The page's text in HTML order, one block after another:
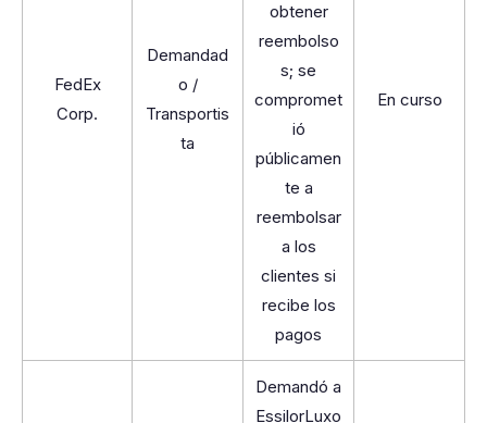
FedEx
Corp.
Demandad
o /
Transportis
ta
obtener
reembolso
s; se
compromet
ió
públicamen
te a
reembolsar
a los
clientes si
recibe los
pagos
En curso
Demandó a
EssilorLuxo